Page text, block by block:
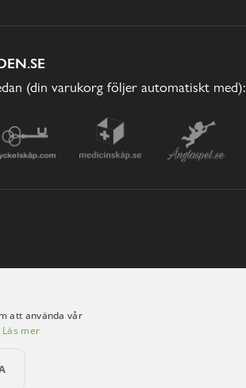
(din varukorg följer automatiskt med):
att använda vår
Läs mer